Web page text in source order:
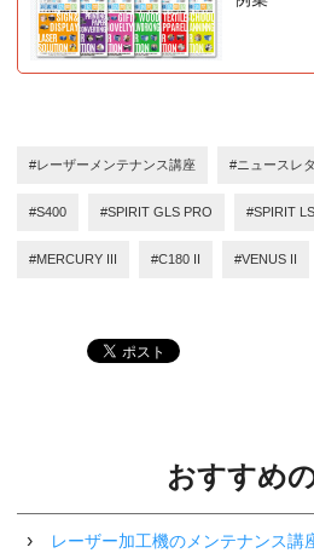
#レーザーメンテナンス講座 #ニュースレ
#S400 #SPIRIT GLS PRO #SPIRIT LS
#MERCURY III #C180 II #VENUS II
おすすめ
レーザー加工機のメンテナンス講